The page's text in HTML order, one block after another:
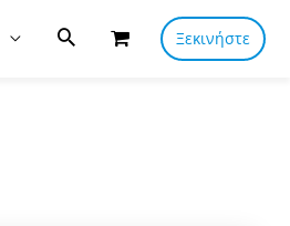
Ξεκινήστε